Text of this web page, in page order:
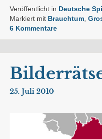
Veröffentlicht in Deutsche
Markiert mit Brauchtum,
6 Kommentare
25. Juli 2010